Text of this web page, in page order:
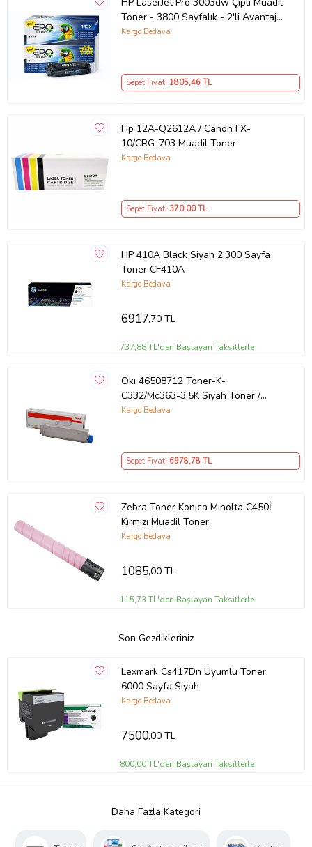
Toner - 3800 Sayfalık - 2'li Avantaj
Paket
Kargo Bedava
Sepet Fiyatı 1805,46 TL
Hp 12A-Q2612A / Canon FX-
10/CRG-703 Muadil Toner
Kargo Bedava
Sepet Fiyatı 370,00 TL
HP 410A Black Siyah 2.300 Sayfa
Toner CF410A
Kargo Bedava
6917,70 TL
737,88 TL'den Başlayan Taksitlerle
Okı 46508712 Toner-K-
C332/Mc363-3.5K Siyah Toner /
C332 Mc363 / 3500 Sayfa
Kargo Bedava
Sepet Fiyatı 6978,78 TL
Zebra Toner Konica Minolta C450İ
Kırmızı Muadil Toner
Kargo Bedava
1085,00 TL
115,73 TL'den Başlayan Taksitlerle
Son Gezdikleriniz
Lexmark Cs417Dn Uyumlu Toner
6000 Sayfa Siyah
Kargo Bedava
7500,00 TL
800,00 TL'den Başlayan Taksitlerle
Daha Fazla Kategori